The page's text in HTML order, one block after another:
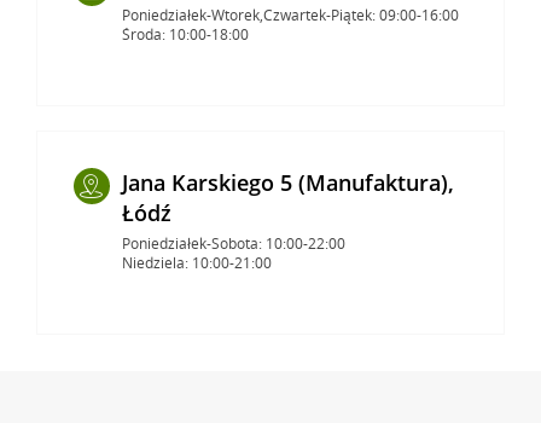
Poniedziałek-Wtorek,Czwartek-Piątek: 09:00-16:00
Środa: 10:00-18:00
Jana Karskiego 5 (Manufaktura),
Łódź
Poniedziałek-Sobota: 10:00-22:00
Niedziela: 10:00-21:00